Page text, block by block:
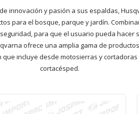
innovación y pasión a sus espaldas,
para el bosque, parque y jardín.
para que el usuario pueda hacer
ofrece una amplia gama de
que incluye desde motosierras y
cortacésped.